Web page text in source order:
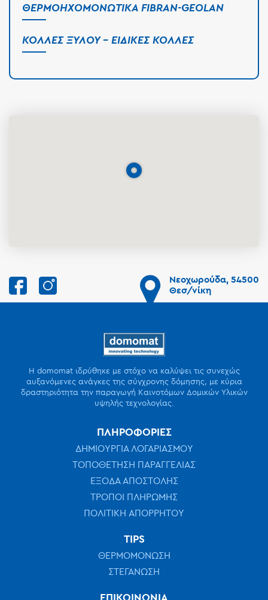
ΘΕΡΜΟΗΧΟΜΟΝΩΤΙΚΆ FIBRAN-GEOLAN
ΚΌΛΛΕΣ ΞΎΛΟΥ - ΕΙΔΙΚΈΣ ΚΌΛΛΕΣ
Νεοχωρούδα, 54500
Θεσ/νίκη
Η domomat ιδρύθηκε με στόχο να καλύψει τις συνεχώς
αυξανόμενες ανάγκες της σύγχρονης δόμησης, με κύρια
δραστηριότητα την παραγωγή Καινοτόμων Δομικών Υλικών
υψηλής τεχνολογίας.
ΠΛΗΡΟΦΟΡΙΕΣ
ΔΗΜΙΟΥΡΓΙΑ ΛΟΓΑΡΙΑΣΜΟΥ
ΤΟΠΟΘΕΤΗΣΗ ΠΑΡΑΓΓΕΛΙΑΣ
ΕΞΟΔΑ ΑΠΟΣΤΟΛΗΣ
ΤΡΟΠΟΙ ΠΛΗΡΩΜΗΣ
ΠΟΛΙΤΙΚΗ ΑΠΟΡΡΗΤΟΥ
TIPS
ΘΕΡΜΟΜΟΝΩΣΗ
ΣΤΕΓΑΝΩΣΗ